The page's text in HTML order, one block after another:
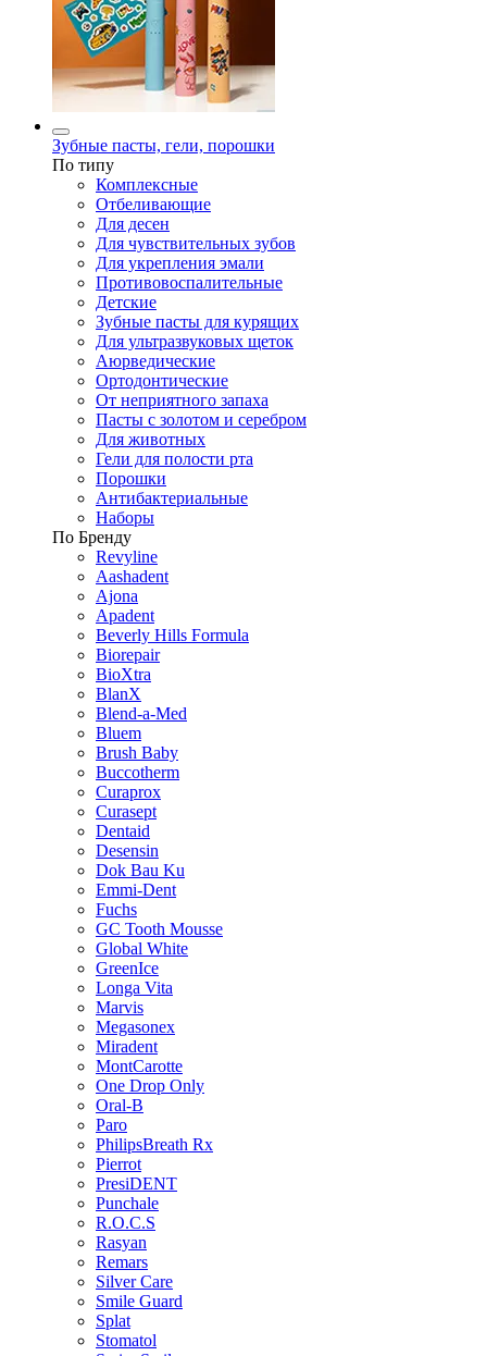
Зубные пасты, гели, порошки
По типу
Комплексные
Отбеливающие
Для десен
Для чувствительных зубов
Для укрепления эмали
Противовоспалительные
Детские
Зубные пасты для курящих
Для ультразвуковых щеток
Аюрведические
Ортодонтические
От неприятного запаха
Пасты с золотом и серебром
Для животных
Гели для полости рта
Порошки
Антибактериальные
Наборы
По Бренду
Revyline
Aashadent
Ajona
Apadent
Beverly Hills Formula
Biorepair
BioXtra
BlanX
Blend-a-Med
Bluem
Brush Baby
Buccotherm
Curaprox
Curasept
Dentaid
Desensin
Dok Bau Ku
Emmi-Dent
Fuchs
GC Tooth Mousse
Global White
GreenIce
Longa Vita
Marvis
Megasonex
Miradent
MontCarotte
One Drop Only
Oral-B
Paro
PhilipsBreath Rx
Pierrot
PresiDENT
Punchale
R.O.C.S
Rasyan
Remars
Silver Care
Smile Guard
Splat
Stomatol